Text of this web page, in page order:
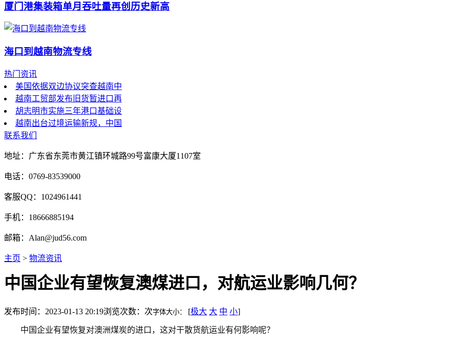
厦门港集装箱单月吞吐量再创历史新高
海口到越南物流专线
热门资讯
美国依据双边协议突查越南中
越南工贸部发布旧货暂进口再
胡志明市实施三年港口基础设
越南出台过境运输新规，中国
联系我们
地址：广东省东莞市黄江镇环城路99号富康大厦1107室
电话：0769-83539000
客服QQ：1024961441
手机：18666885194
邮箱：Alan@jud56.com
主页 > 物流资讯
​中国企业有望恢复澳煤进口，对航运业影响几何？
发布时间：2023-01-13 20:19浏览次数： 次字体大小： [极大 大 中 小]
中国企业有望恢复对澳洲煤炭的进口，这对干散货航运业有何影响呢？